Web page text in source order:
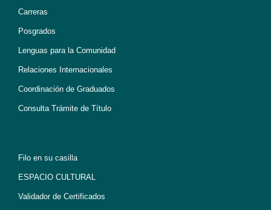
Carreras
Posgrados
Lenguas para la Comunidad
Relaciones Internacionales
Coordinación de Graduados
Consulta Trámite de Título
Filo en su casilla
ESPACIO CULTURAL
Validador de Certificados